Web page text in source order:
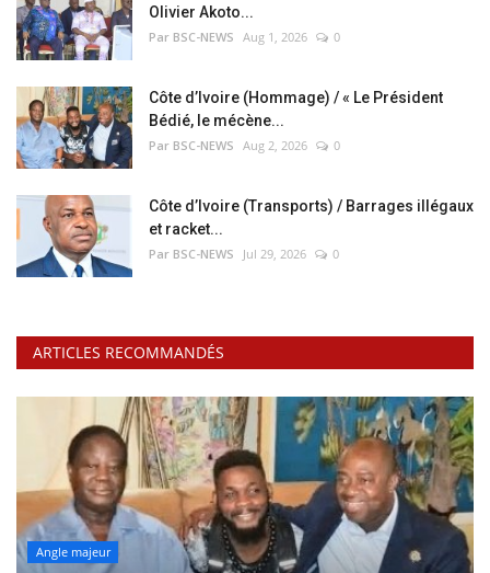
Olivier Akoto...
Par BSC-NEWS Aug 1, 2026 0
Côte d’Ivoire (Hommage) / « Le Président
Bédié, le mécène...
Par BSC-NEWS Aug 2, 2026 0
Côte d’Ivoire (Transports) / Barrages illégaux
et racket...
Par BSC-NEWS Jul 29, 2026 0
ARTICLES RECOMMANDÉS
Angle majeur